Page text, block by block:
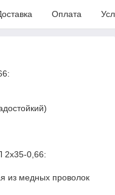
Оплата
2х35-0,66:
из медных проволок